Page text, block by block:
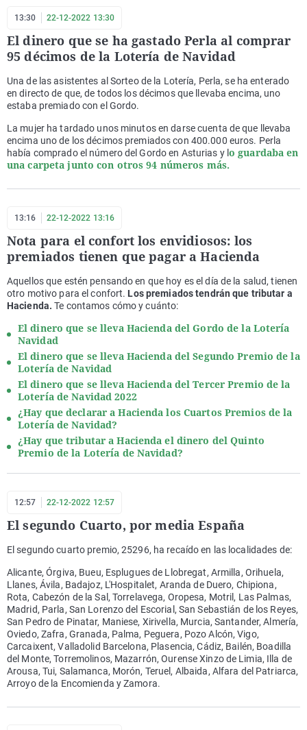
13:30 22-12-2022 13:30
El dinero que se ha gastado Perla al comprar
95 décimos de la Lotería de Navidad
Una de las asistentes al Sorteo de la Lotería, Perla, se ha enterado
en directo de que, de todos los décimos que llevaba encima, uno
estaba premiado con el Gordo.
La mujer ha tardado unos minutos en darse cuenta de que llevaba
encima uno de los décimos premiados con 400.000 euros. Perla
había comprado el número del Gordo en Asturias y l o guardaba en
una carpeta junto con otros 94 números más.
13:16 22-12-2022 13:16
Nota para el confort los envidiosos: los
premiados tienen que pagar a Hacienda
Aquellos que estén pensando en que hoy es el día de la salud, tienen
otro motivo para el confort. Los premiados tendrán que tributar a
Hacienda. Te contamos cómo y cuánto:
El dinero que se lleva Hacienda del Gordo de la Lotería
Navidad
El dinero que se lleva Hacienda del Segundo Premio de la
Lotería de Navidad
El dinero que se lleva Hacienda del Tercer Premio de la
Lotería de Navidad 2022
¿Hay que declarar a Hacienda los Cuartos Premios de la
Lotería de Navidad?
¿Hay que tributar a Hacienda el dinero del Quinto
Premio de la Lotería de Navidad?
12:57 22-12-2022 12:57
El segundo Cuarto, por media España
El segundo cuarto premio, 25296, ha recaído en las localidades de:
Alicante, Órgiva, Bueu, Esplugues de Llobregat, Armilla, Orihuela,
Llanes, Ávila, Badajoz, L'Hospitalet, Aranda de Duero, Chipiona,
Rota, Cabezón de la Sal, Torrelavega, Oropesa, Motril, Las Palmas,
Madrid, Parla, San Lorenzo del Escorial, San Sebastián de los Reyes,
San Pedro de Pinatar, Maniese, Xirivella, Murcia, Santander, Almería,
Oviedo, Zafra, Granada, Palma, Peguera, Pozo Alcón, Vigo,
Carcaixent, Valladolid Barcelona, Plasencia, Cádiz, Bailén, Boadilla
del Monte, Torremolinos, Mazarrón, Ourense Xinzo de Limia, Illa de
Arousa, Tui, Salamanca, Morón, Teruel, Albaida, Alfara del Patriarca,
Arroyo de la Encomienda y Zamora.